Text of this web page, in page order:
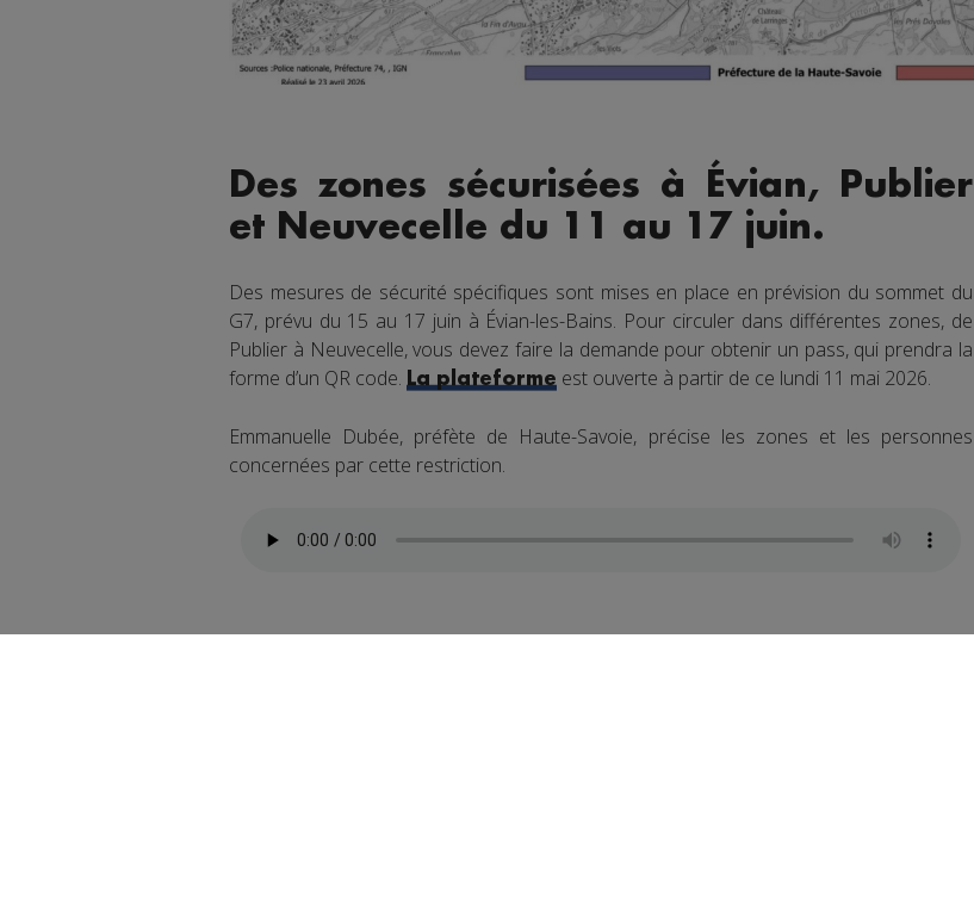
Des zones sécurisées à Évian, Publier
et Neuvecelle du 11 au 17 juin.
Des mesures de sécurité spécifiques sont mises en place en prévision du sommet du
G7, prévu du 15 au 17 juin à Évian-les-Bains. Pour circuler dans différentes zones, de
Publier à Neuvecelle, vous devez faire la demande pour obtenir un pass, qui prendra la
forme d’un QR code. La plateforme est ouverte à partir de ce lundi 11 mai 2026.
Emmanuelle Dubée, préfète de Haute-Savoie, précise les zones et les personnes
concernées par cette restriction.